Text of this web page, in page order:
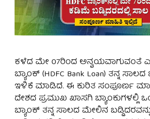
ಕಳೆದ ಮೇ 07ರಿಂದ
ಬ್ಯಾಂಕ್ (HDFC Bank Loan) ತನ್ನ
ಇಳಿಕೆ ಮಾಡಿದೆ. ಈ ಕುರಿತ ಸಂಪೂರ್ಣ
ದೇಶದ ಪ್ರಮುಖ ಖಾಸಗಿ ಬ್ಯಾಂಕುಗಳಲ್ಲಿ
ಬ್ಯಾಂಕ್ ತನ್ನ ಸಾಲದ ಮೇಲಿನ